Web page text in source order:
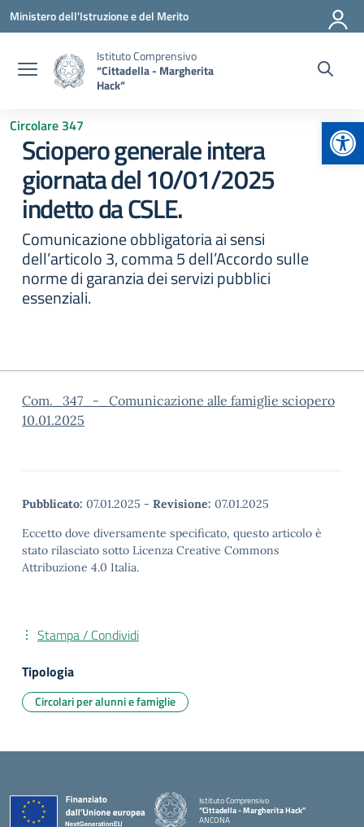
Vai ai contenuti
Vai al menu di navigazione
Vai al footer
Ministero dell'Istruzione e del Merito
Istituto Comprensivo
“Cittadella - Margherita
Hack”
Circolare 347
Sciopero generale intera
giornata del 10/01/2025
indetto da CSLE.
Comunicazione obbligatoria ai sensi
dell’articolo 3, comma 5 dell’Accordo sulle
norme di garanzia dei servizi pubblici
essenziali.
Com._347_-_Comunicazione alle famiglie sciopero
10.01.2025
Pubblicato: 07.01.2025 - Revisione: 07.01.2025
Eccetto dove diversamente specificato, questo articolo è
stato rilasciato sotto Licenza Creative Commons
Attribuzione 4.0 Italia.
Stampa / Condividi
Tipologia
Circolari per alunni e famiglie
Istituto Comprensivo
“Cittadella - Margherita Hack”
ANCONA